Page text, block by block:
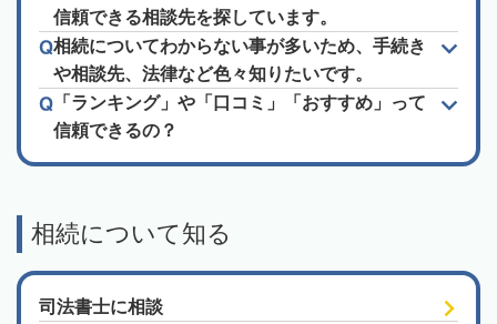
信頼できる相談先を探しています。
相続についてわからない事が多いため、手続き
や相談先、法律など色々知りたいです。
「ランキング」や「口コミ」「おすすめ」って
信頼できるの？
相続について知る
司法書士に相談